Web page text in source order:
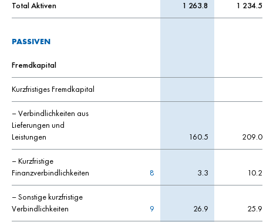
Total Aktiven 1 263.8 1 234.5
PASSIVEN
Fremdkapital
Kurzfristiges Fremdkapital
– Verbindlichkeiten aus
Lieferungen und
Leistungen
160.5 209.0
– Kurzfristige
Finanzverbindlichkeiten
8 3.3 10.2
– Sonstige kurzfristige
Verbindlichkeiten
9 26.9 25.9